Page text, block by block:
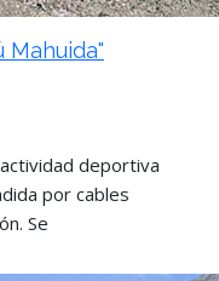
Mahuida"
deportiva
por cables
Se